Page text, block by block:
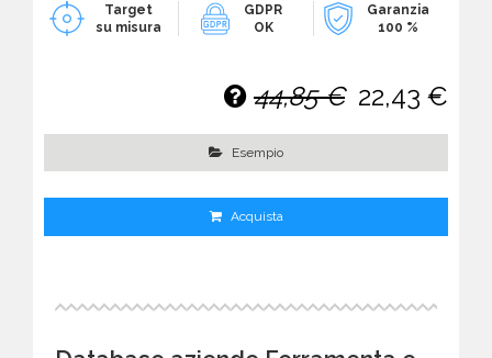
Target
su misura
GDPR
OK
Garanzia
100 %
44,85 € 22,43 €
Esempio
Acquista